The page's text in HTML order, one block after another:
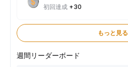
初回達成 +30
もっと見る
週間リーダーボード